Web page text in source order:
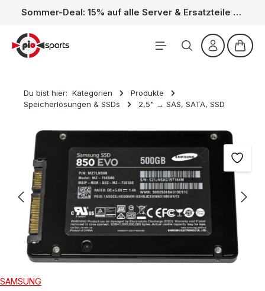
Zum Hauptinhalt springen Sommer-Deal: 15% auf alle Server & Ersatzteile – Kein Code nötig, der Rabatt wird automatisch im Warenkorb abgezogen. Gültig vom 01.06. bis 31.08.
Du bist hier: Kategorien
Produkte
Speicherlösungen & SSDs
2,5" → SAS, SATA, SSD
Bildergalerie überspringen
SAMSUNG